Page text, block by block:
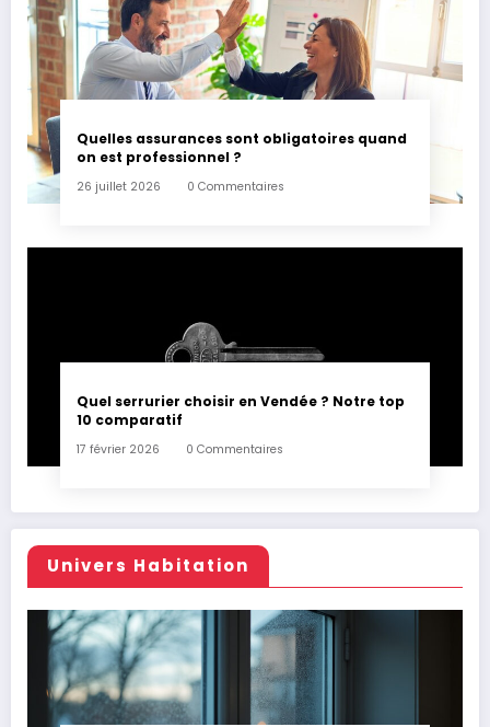
Quelles assurances sont obligatoires quand
on est professionnel ?
26 juillet 2026 0 Commentaires
Quel serrurier choisir en Vendée ? Notre top
10 comparatif
17 février 2026 0 Commentaires
Univers Habitation